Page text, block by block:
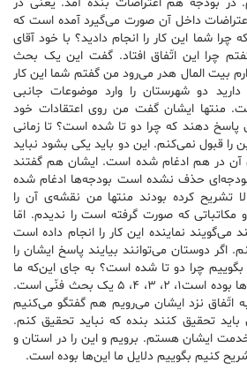
داخل آن صورت می‌گیرد آمده است که
چرا شما این کار را انجام دادید؟ با خود آقای
چرا این اتّفاق افتاد. گفت این یک بحث
بیت المال هدر می‌رود من گفتم شما این کار
دارید دو شهرستان را وارد موضوعات جانبی
منتها ایشان گفت من روی اعتقادات خود
پاسخ دهند که چرا دو تا شده است؟ تا زمانی
را قبول نمی‌کنم. این دو باید یکی بشود نباید
آن در هم ادغام شده است. ایشان هم گفتند
حذف نشده است بودجه‌ها ادغام شده
تشریح کرده بودند منتها من نقشه‌ی آن را
مکاتباتی که صورت گرفته است را ندیدم. امّا
نماینده این کار را انجام داده است
دوستان می‌توانند بیایند پاسخ ایشان را
بگوییم چرا دو تا شده است؟ به جای این‌که ما
بگوییم بگویند دلایل ما این‌ها بوده است۱، ۲، ۳، ۴، ۵ یک بحث فنّی است.
اتّفاق نزد ایشان می‌رویم هم گفتگو می‌کنیم
باید تحقیق کنند بنده که نباید تحقیق کنم.
ایشان هستم. برویم و این را در استان و
کنیم بگوییم دلایل ما این‌ها بوده است.